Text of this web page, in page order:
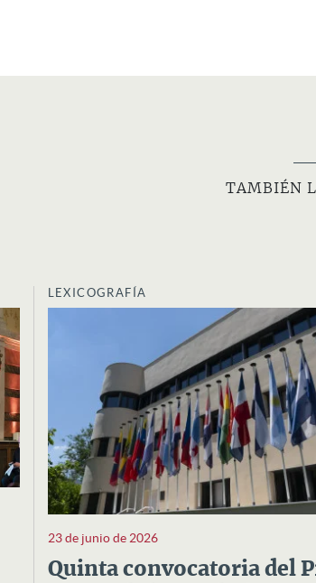
TAMBIÉN
LEXICOGRAFÍA
23 de junio de 2026
Quinta convocatoria del